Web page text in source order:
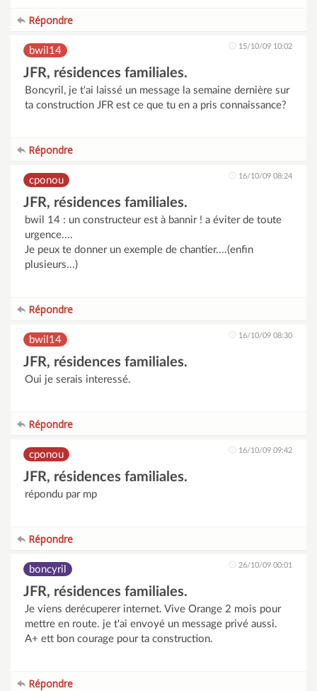
Répondre
bwil14 15/10/09 10:02
JFR, résidences familiales.
Boncyril, je t'ai laissé un message la semaine dernière sur
ta construction JFR est ce que tu en a pris connaissance?
Répondre
cponou 16/10/09 08:24
JFR, résidences familiales.
bwil 14 : un constructeur est à bannir ! a éviter de toute
urgence....
Je peux te donner un exemple de chantier....(enfin
plusieurs...)
Répondre
bwil14 16/10/09 08:30
JFR, résidences familiales.
Oui je serais interessé.
Répondre
cponou 16/10/09 09:42
JFR, résidences familiales.
répondu par mp
Répondre
boncyril 26/10/09 00:01
JFR, résidences familiales.
Je viens derécuperer internet. Vive Orange 2 mois pour
mettre en route. je t'ai envoyé un message privé aussi.
A+ ett bon courage pour ta construction.
Répondre